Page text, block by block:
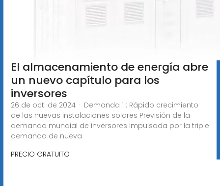
El almacenamiento de energía abre
un nuevo capítulo para los
inversores
26 de oct. de 2024 · Demanda 1 : Rápido crecimiento
de las nuevas instalaciones solares Previsión de la
demanda mundial de inversores Impulsada por la triple
demanda de nueva
PRECIO GRATUITO